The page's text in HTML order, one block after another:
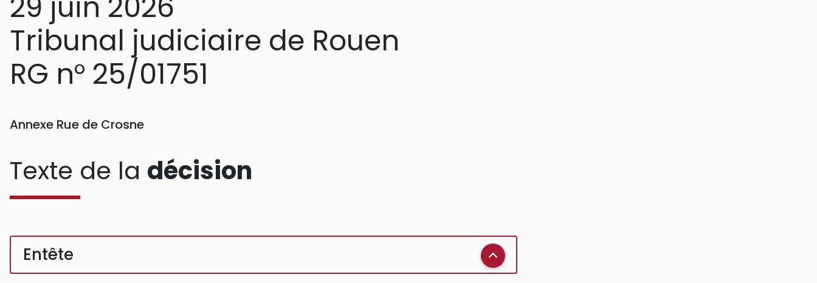
Tribunal judiciaire de Rouen
RG n° 25/01751
Annexe Rue de Crosne
Texte de la décision
Entête